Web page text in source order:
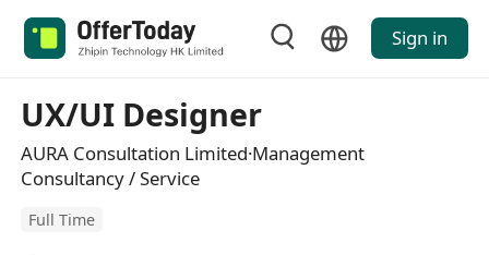
Sign in
UX/UI Designer
AURA Consultation Limited·Management
Consultancy / Service
Full Time